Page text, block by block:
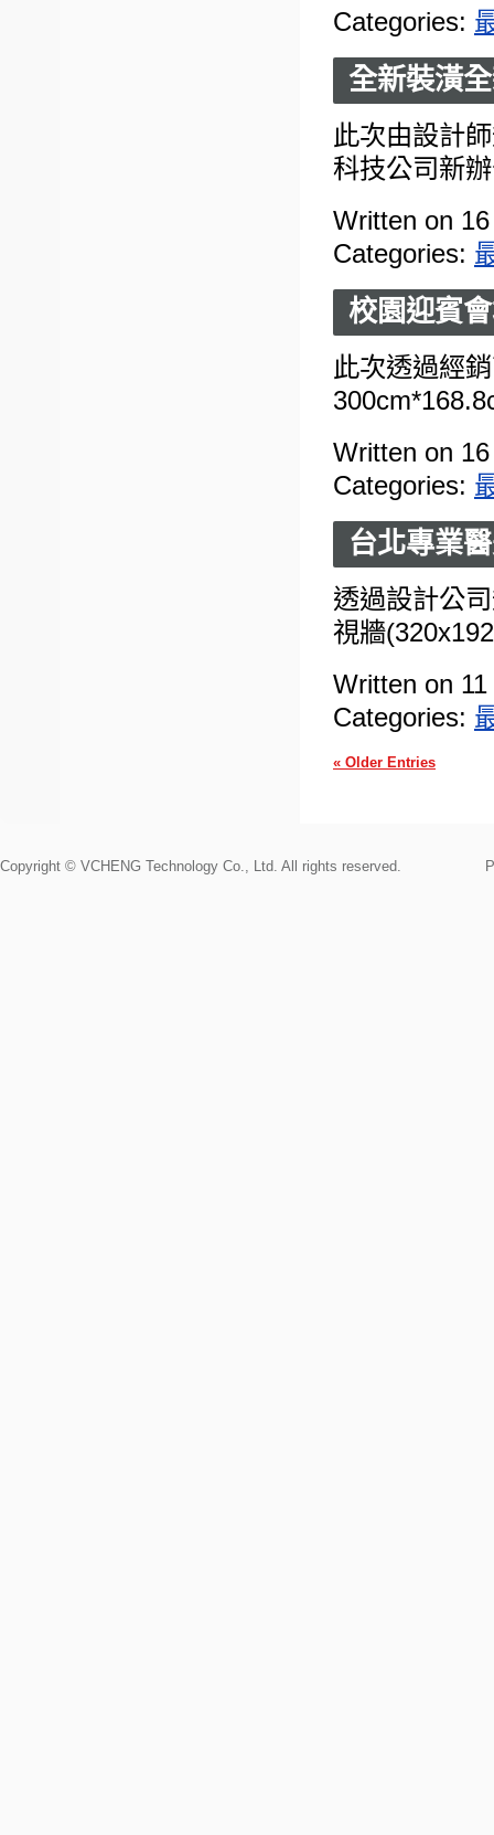
Categories:
全新裝潢
此次由設計
科技公司新
Written on
Categories:
校園迎賓
此次透過經
Written on
Categories:
台北專業
透過設計公
視牆
Written on
Categories:
« Older Entries
Copyright © VCHENG Technology Co., Ltd. All rights